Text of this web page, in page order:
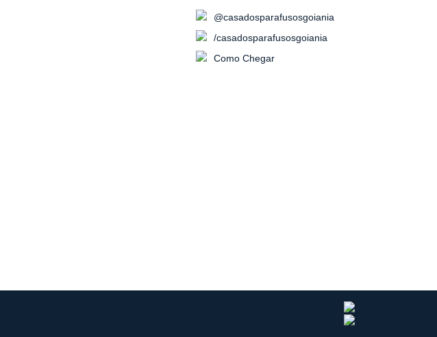
@casadosparafusosgoiania
/casadosparafusosgoiania
Como Chegar